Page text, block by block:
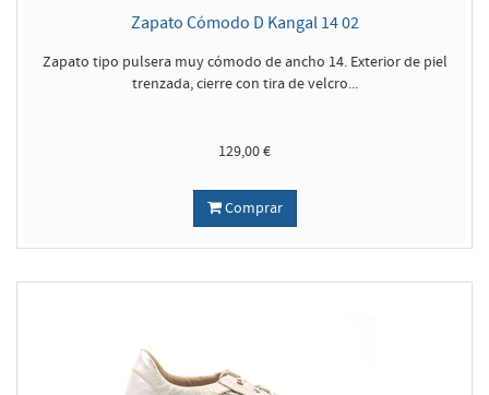
Zapato Cómodo D Kangal 14 02
Zapato tipo pulsera muy cómodo de ancho 14. Exterior de piel
trenzada, cierre con tira de velcro...
129,00 €
Comprar